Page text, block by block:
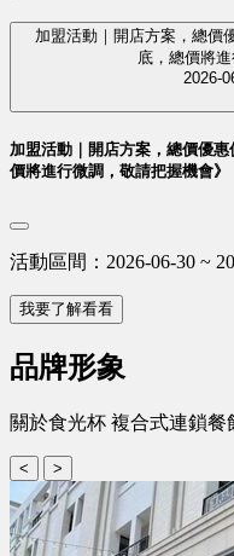
加盟活動｜開店方案，總價
底，總價將
2026-
加盟活動｜開店方案，總價優
價將進行微調，敬請把握機會》
活動區間：2026-06-30 ~
我要了解看看
品牌形象
關於食光杯 複合式連鎖
< >